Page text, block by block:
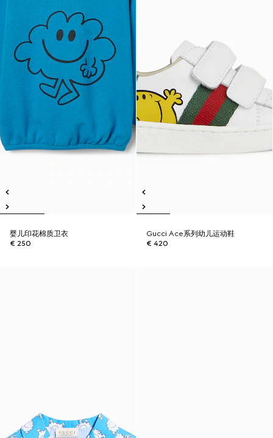
婴儿印花棉质卫衣
€ 250
Gucci Ace系列幼儿运动鞋
€ 420